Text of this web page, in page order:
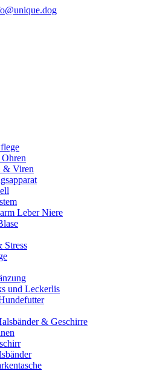
& Viren
Leber Niere
Stress
und Leckerlis
& Geschirre